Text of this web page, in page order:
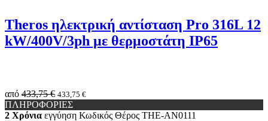
Theros ηλεκτρική αντίσταση Pro 316L 12
kW/400V/3ph με θερμοστάτη IP65
από 433,75 € 433,75 €
ΠΛΗΡΟΦΟΡΙΕΣ
2 Χρόνια εγγύηση Κωδικός Θέρος THE-AN0111